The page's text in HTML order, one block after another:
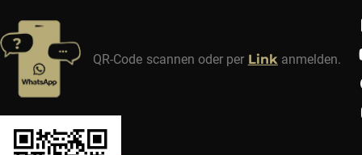
QR-Code scannen oder per Link anmelden.